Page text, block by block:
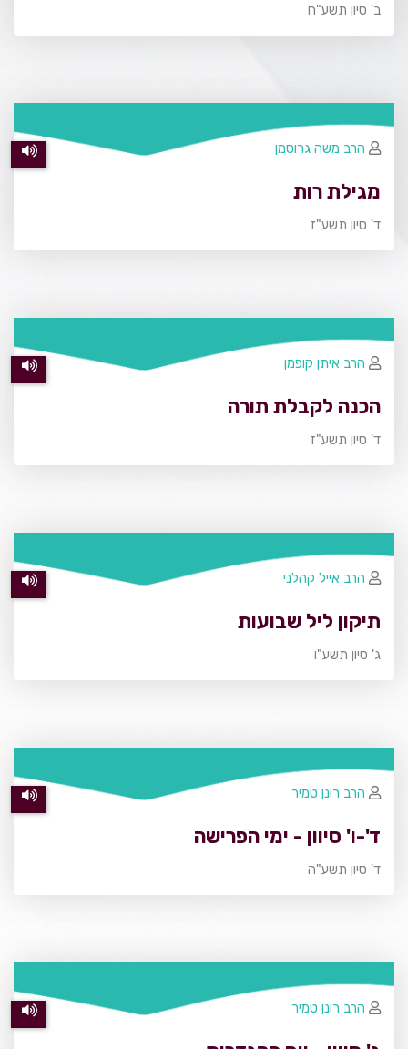
ב' סיון תשע"ח
מגילת רות
ד' סיון תשע"ז
הרב משה גרוסמן
הכנה לקבלת תורה
ד' סיון תשע"ז
הרב איתן קופמן
תיקון ליל שבועות
ג' סיון תשע"ו
הרב אייל קהלני
ד'-ו' סיוון - ימי הפרישה
ד' סיון תשע"ה
הרב רונן טמיר
הרב רונן טמיר